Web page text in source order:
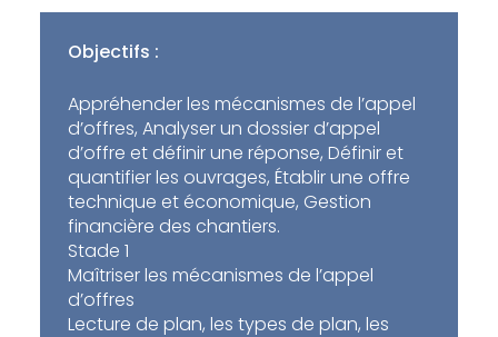
Objectifs :
Appréhender les mécanismes de l’appel
d’offres, Analyser un dossier d’appel
d’offre et définir une réponse, Définir et
quantifier les ouvrages, Établir une offre
technique et économique, Gestion
financière des chantiers.
Stade 1
Maîtriser les mécanismes de l’appel
d’offres
Lecture de plan, les types de plan, les